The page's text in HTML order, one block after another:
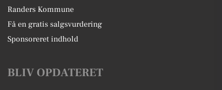
Randers Kommune
Få en gratis salgsvurdering
Sponsoreret indhold
BLIV OPDATERET